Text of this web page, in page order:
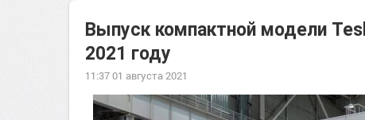
Выпуск компактной модели
2021 году
11:37 01 августа 2021